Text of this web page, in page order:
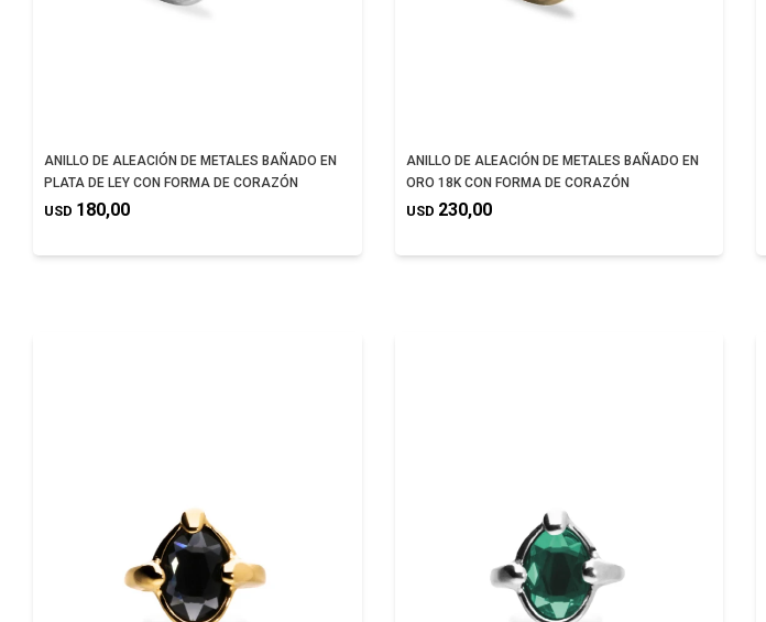
ANILLO DE ALEACIÓN DE METALES BAÑADO EN
PLATA DE LEY CON FORMA DE CORAZÓN
USD 180,00
ANILLO DE ALEACIÓN DE METALES BAÑADO EN
ORO 18K CON FORMA DE CORAZÓN
USD 230,00